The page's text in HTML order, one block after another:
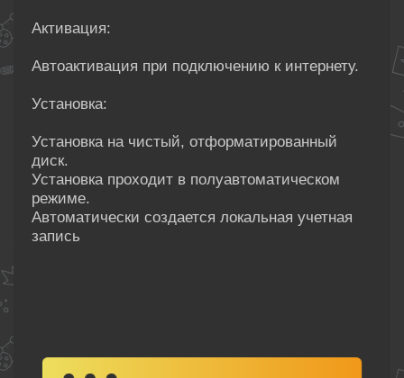
Активация:
Автоактивация при подключению к интернету.
Установка:
Установка на чистый, отформатированный
диск.
Установка проходит в полуавтоматическом
режиме.
Автоматически создается локальная учетная
запись